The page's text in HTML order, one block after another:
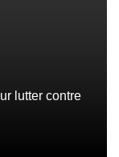
lutter contre